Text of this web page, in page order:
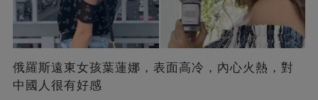
俄羅斯遠東女孩葉蓮娜，表面高冷，內心火熱，對
中國人很有好感